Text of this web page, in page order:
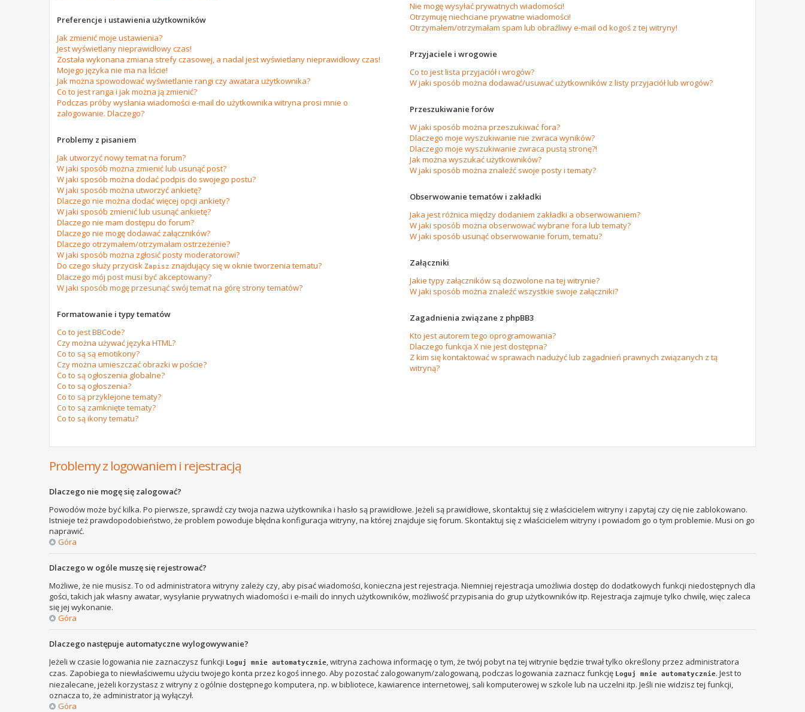
Preferencje i ustawienia użytkowników
Jak zmienić moje ustawienia?
Jest wyświetlany nieprawidłowy czas!
Została wykonana zmiana strefy czasowej, a nadal jest wyświetlany nieprawidłowy czas!
Mojego języka nie ma na liście!
Jak można spowodować wyświetlanie rangi czy awatara użytkownika?
Co to jest ranga i jak można ją zmienić?
Podczas próby wysłania wiadomości e-mail do użytkownika witryna prosi mnie o
zalogowanie. Dlaczego?
Problemy z pisaniem
Jak utworzyć nowy temat na forum?
W jaki sposób można zmienić lub usunąć post?
W jaki sposób można dodać podpis do swojego postu?
W jaki sposób można utworzyć ankietę?
Dlaczego nie można dodać więcej opcji ankiety?
W jaki sposób zmienić lub usunąć ankietę?
Dlaczego nie mam dostępu do forum?
Dlaczego nie mogę dodawać załączników?
Dlaczego otrzymałem/otrzymałam ostrzeżenie?
W jaki sposób można zgłosić posty moderatorowi?
Do czego służy przycisk Zapisz znajdujący się w oknie tworzenia tematu?
Dlaczego mój post musi być akceptowany?
W jaki sposób mogę przesunąć swój temat na górę strony tematów?
Formatowanie i typy tematów
Co to jest BBCode?
Czy można używać języka HTML?
Co to są są emotikony?
Czy można umieszczać obrazki w poście?
Co to są ogłoszenia globalne?
Co to są ogłoszenia?
Co to są przyklejone tematy?
Co to są zamknięte tematy?
Co to są ikony tematu?
Nie mogę wysyłać prywatnych wiadomości!
Otrzymuję niechciane prywatne wiadomości!
Otrzymałem/otrzymałam spam lub obraźliwy e-mail od kogoś z tej witryny!
Przyjaciele i wrogowie
Co to jest lista przyjaciół i wrogów?
W jaki sposób można dodawać/usuwać użytkowników z listy przyjaciół lub wrogów?
Przeszukiwanie forów
W jaki sposób można przeszukiwać fora?
Dlaczego moje wyszukiwanie nie zwraca wyników?
Dlaczego moje wyszukiwanie zwraca pustą stronę?!
Jak można wyszukać użytkowników?
W jaki sposób można znaleźć swoje posty i tematy?
Obserwowanie tematów i zakładki
Jaka jest różnica między dodaniem zakładki a obserwowaniem?
W jaki sposób można obserwować wybrane fora lub tematy?
W jaki sposób usunąć obserwowanie forum, tematu?
Załączniki
Jakie typy załączników są dozwolone na tej witrynie?
W jaki sposób można znaleźć wszystkie swoje załączniki?
Zagadnienia związane z phpBB3
Kto jest autorem tego oprogramowania?
Dlaczego funkcja X nie jest dostępna?
Z kim się kontaktować w sprawach nadużyć lub zagadnień prawnych związanych z tą
witryną?
Problemy z logowaniem i rejestracją
Dlaczego nie mogę się zalogować?
Powodów może być kilka. Po pierwsze, sprawdź czy twoja nazwa użytkownika i hasło są prawidłowe. Jeżeli są prawidłowe, skontaktuj się z właścicielem witryny i zapytaj czy cię nie zablokowano.
Istnieje też prawdopodobieństwo, że problem powoduje błędna konfiguracja witryny, na której znajduje się forum. Skontaktuj się z właścicielem witryny i powiadom go o tym problemie. Musi on go
naprawić.
Góra
Dlaczego w ogóle muszę się rejestrować?
Możliwe, że nie musisz. To od administratora witryny zależy czy, aby pisać wiadomości, konieczna jest rejestracja. Niemniej rejestracja umożliwia dostęp do dodatkowych funkcji niedostępnych dla
gości, takich jak własny awatar, wysyłanie prywatnych wiadomości i e-maili do innych użytkowników, możliwość przypisania do grup użytkowników itp. Rejestracja zajmuje tylko chwilę, więc zaleca
się jej wykonanie.
Góra
Dlaczego następuje automatyczne wylogowywanie?
Jeżeli w czasie logowania nie zaznaczysz funkcji Loguj mnie automatycznie, witryna zachowa informację o tym, że twój pobyt na tej witrynie będzie trwał tylko określony przez administratora
czas. Zapobiega to niewłaściwemu użyciu twojego konta przez kogoś innego. Aby pozostać zalogowanym/zalogowaną, podczas logowania zaznacz funkcję Loguj mnie automatycznie. Jest to
niezalecane, jeżeli korzystasz z witryny z ogólnie dostępnego komputera, np. w bibliotece, kawiarence internetowej, sali komputerowej w szkole lub na uczelni itp. Jeśli nie widzisz tej funkcji,
oznacza to, że administrator ją wyłączył.
Góra